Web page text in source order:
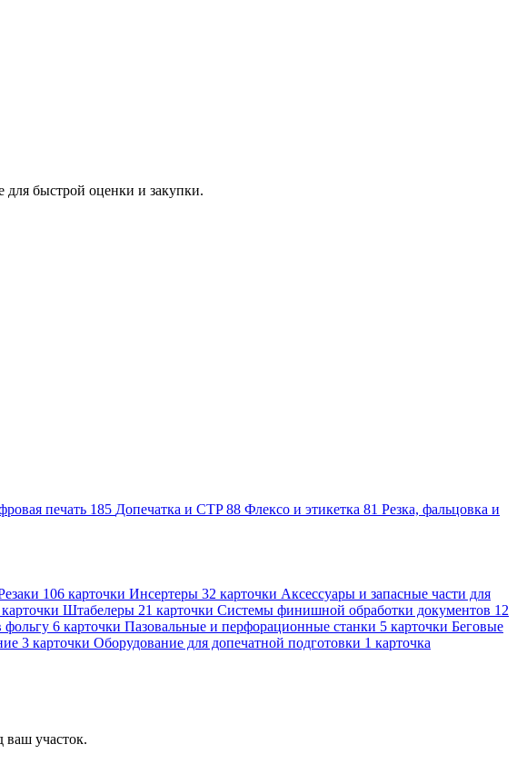
быстрой оценки и закупки.
печать 185 Допечатка и CTP 88 Флексо и этикетка 81 Резка, фальцовка и
106 карточки Инсертеры 32 карточки Аксессуары и запасные части для
Штабелеры 21 карточки Системы финишной обработки документов 12
6 карточки Пазовальные и перфорационные станки 5 карточки Беговые
3 карточки Оборудование для допечатной подготовки 1 карточка
ваш участок.